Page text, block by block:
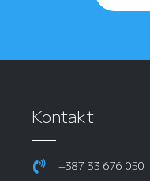
Kontakt
+387 33 676 050